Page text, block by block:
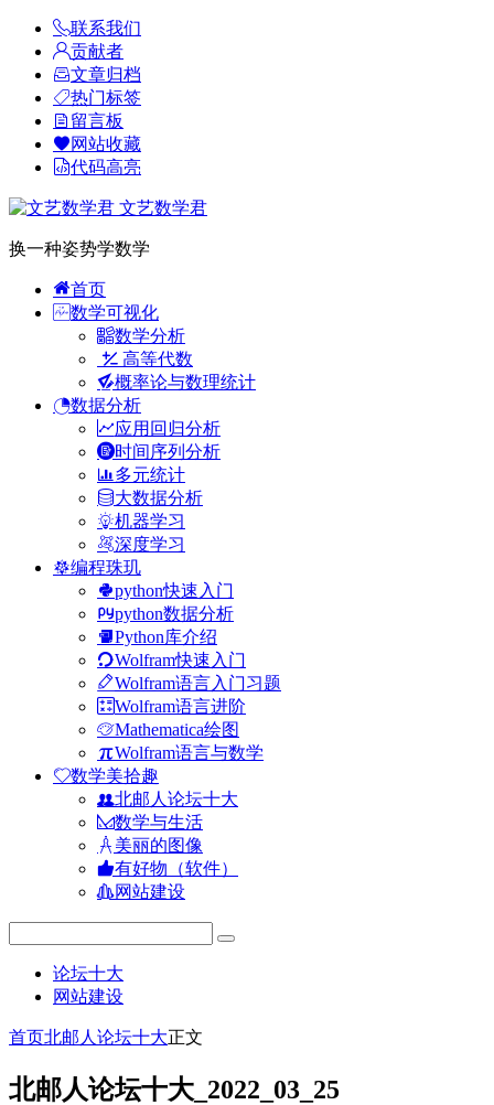
联系我们
贡献者
文章归档
热门标签
留言板
网站收藏
代码高亮
文艺数学君
换一种姿势学数学
首页
数学可视化
数学分析
高等代数
概率论与数理统计
数据分析
应用回归分析
时间序列分析
多元统计
大数据分析
机器学习
深度学习
编程珠玑
python快速入门
python数据分析
Python库介绍
Wolfram快速入门
Wolfram语言入门习题
Wolfram语言进阶
Mathematica绘图
Wolfram语言与数学
数学美拾趣
北邮人论坛十大
数学与生活
美丽的图像
有好物（软件）
网站建设
论坛十大
网站建设
首页北邮人论坛十大正文
北邮人论坛十大_2022_03_25